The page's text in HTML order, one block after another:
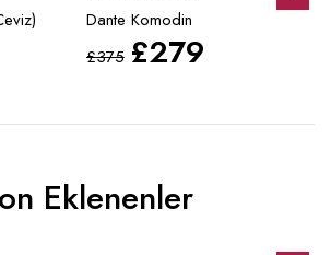
Dante Komodin
£375 £279
Eklenenler